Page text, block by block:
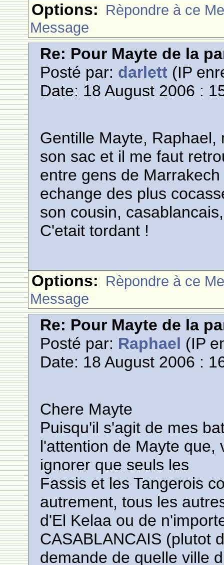
Options: Rèpondre à ce
Message
Re: Pour Mayte de la
Posté par: darlett (IP
Date: 18 August 2006 :
Gentille Mayte,
son sac et il me faut
entre gens de
echange des plus
son cousin,
C'etait tordant !
Options: Rèpondre à ce
Message
Re: Pour Mayte de la
Posté par: Raphael (IP
Date: 18 August 2006 :
Chere Mayte
Puisqu'il s'agit de mes
l'attention de Mayte que,
ignorer que seuls les
Fassis et les Tangerois
autrement, tous les
d'El Kelaa ou de
CASABLANCAIS (plutot
demande de quelle ville